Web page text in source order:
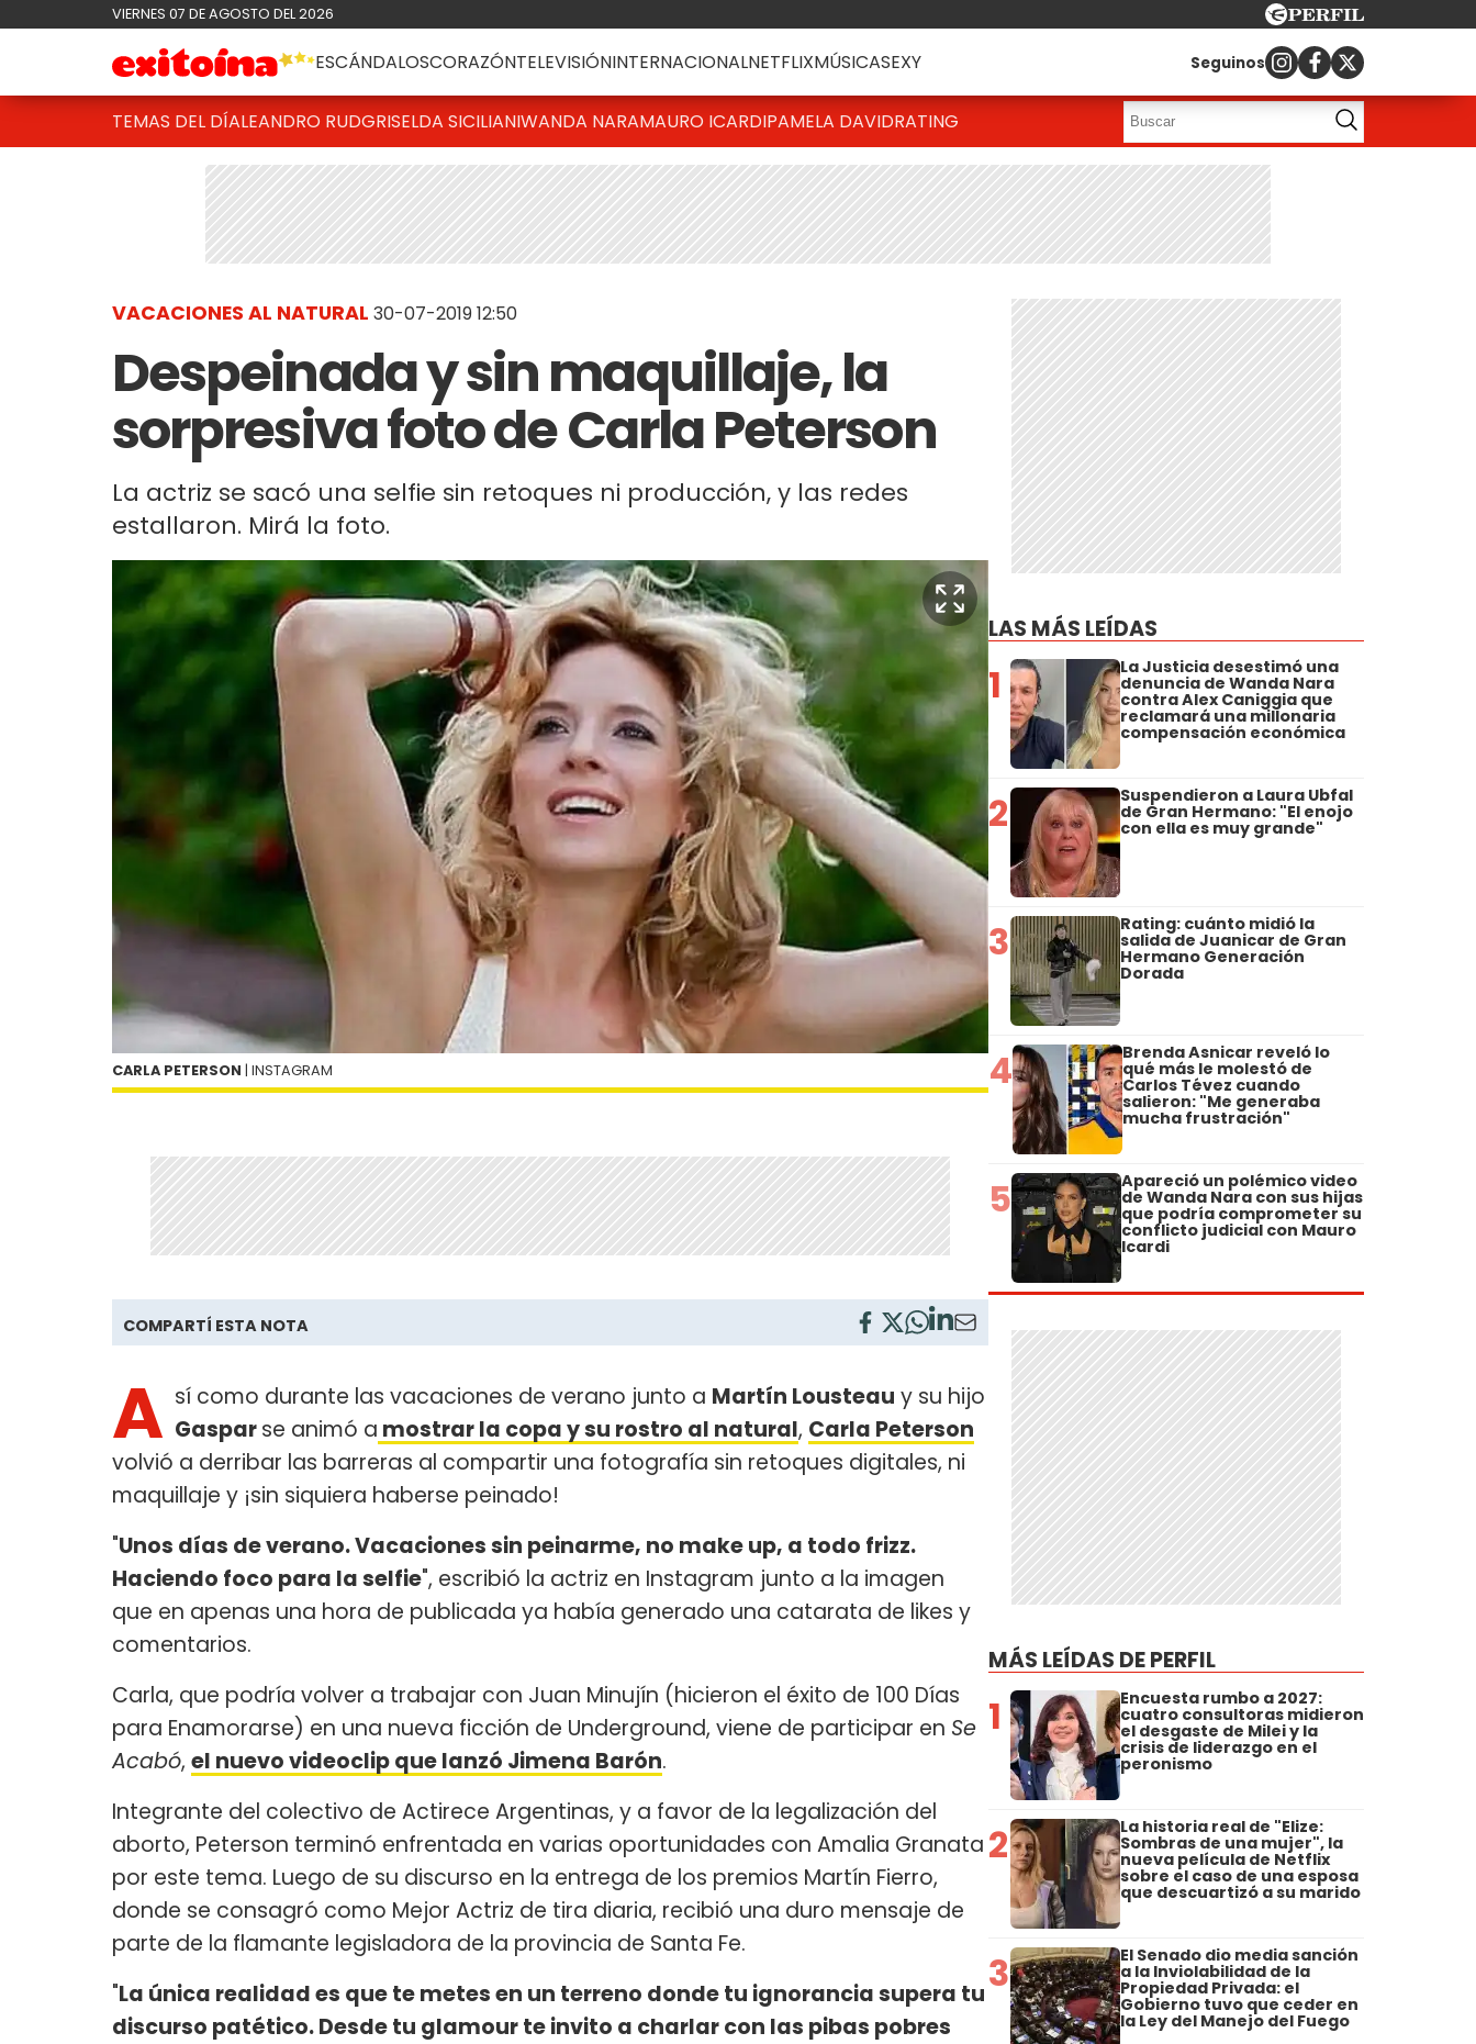
VIERNES 07 DE AGOSTO DEL 2026
ESCÁNDALOSCORAZÓNTELEVISIÓNINTERNACIONALNETFLIXMÚSICASEXY Seguinos
TEMAS DEL DÍALEANDRO RUDGRISELDA SICILIANIWANDA NARAMAURO ICARDIPAMELA DAVIDRATING
VACACIONES AL NATURAL 30-07-2019 12:50
Despeinada y sin maquillaje, la
sorpresiva foto de Carla Peterson
La actriz se sacó una selfie sin retoques ni producción, y las redes
estallaron. Mirá la foto.
CARLA PETERSON | INSTAGRAM
COMPARTÍ ESTA NOTA
A sí como durante las vacaciones de verano junto a Martín Lousteau y su hijo
Gasparse animó a mostrar la copa y su rostro al natural, Carla Peterson
volvió a derribar las barreras al compartir una fotografía sin retoques digitales, ni
maquillaje y ¡sin siquiera haberse peinado!
"Unos días de verano. Vacaciones sin peinarme, no make up, a todo frizz.
Haciendo foco para la selfie", escribió la actriz en Instagram junto a la imagen
que en apenas una hora de publicada ya había generado una catarata de likes y
comentarios.
Carla, que podría volver a trabajar con Juan Minujín (hicieron el éxito de 100 Días
para Enamorarse) en una nueva ficción de Underground, viene de participar en Se
Acabó, el nuevo videoclip que lanzó Jimena Barón.
Integrante del colectivo de Actirece Argentinas, y a favor de la legalización del
aborto, Peterson terminó enfrentada en varias oportunidades con Amalia Granata
por este tema. Luego de su discurso en la entrega de los premios Martín Fierro,
donde se consagró como Mejor Actriz de tira diaria, recibió una duro mensaje de
parte de la flamante legisladora de la provincia de Santa Fe.
"La única realidad es que te metes en un terreno donde tu ignorancia supera tu
discurso patético. Desde tu glamour te invito a charlar con las pibas pobres
LAS MÁS LEÍDAS
1 La Justicia desestimó una
denuncia de Wanda Nara
contra Alex Caniggia que
reclamará una millonaria
compensación económica
2 Suspendieron a Laura Ubfal
de Gran Hermano: "El enojo
con ella es muy grande"
3 Rating: cuánto midió la
salida de Juanicar de Gran
Hermano Generación
Dorada
4 Brenda Asnicar reveló lo
qué más le molestó de
Carlos Tévez cuando
salieron: "Me generaba
mucha frustración"
5 Apareció un polémico video
de Wanda Nara con sus hijas
que podría comprometer su
conflicto judicial con Mauro
Icardi
MÁS LEÍDAS DE PERFIL
1 Encuesta rumbo a 2027:
cuatro consultoras midieron
el desgaste de Milei y la
crisis de liderazgo en el
peronismo
2 La historia real de "Elize:
Sombras de una mujer", la
nueva película de Netflix
sobre el caso de una esposa
que descuartizó a su marido
3 El Senado dio media sanción
a la Inviolabilidad de la
Propiedad Privada: el
Gobierno tuvo que ceder en
la Ley del Manejo del Fuego